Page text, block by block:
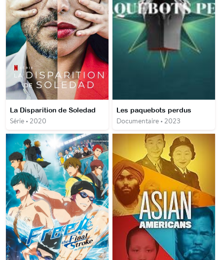
La Disparition de Soledad
Série • 2020
Les paquebots perdus
Documentaire • 2023